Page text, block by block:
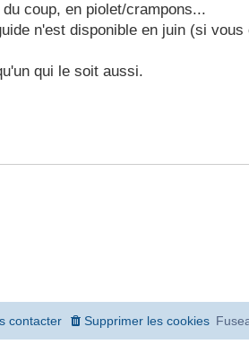
coup, en piolet/crampons...
n'est disponible en juin (si vous
qui le soit aussi.
Supprimer les cookies
contacter